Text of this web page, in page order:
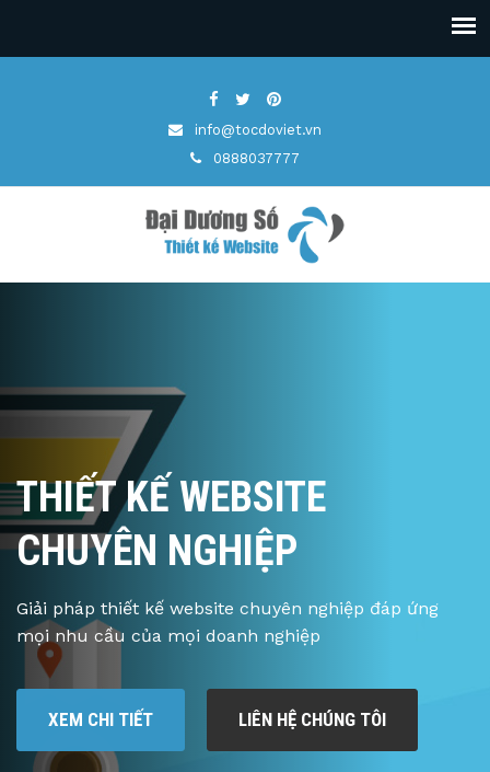
info@tocdoviet.vn
0888037777
THIẾT KẾ WEBSITE
CHUYÊN NGHIỆP
Giải pháp thiết kế website chuyên nghiệp đáp ứng
mọi nhu cầu của mọi doanh nghiệp
XEM CHI TIẾT LIÊN HỆ CHÚNG TÔI